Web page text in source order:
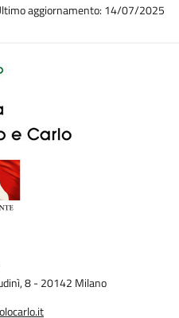
aggiornamento: 14/07/2025
8 - 20142 Milano